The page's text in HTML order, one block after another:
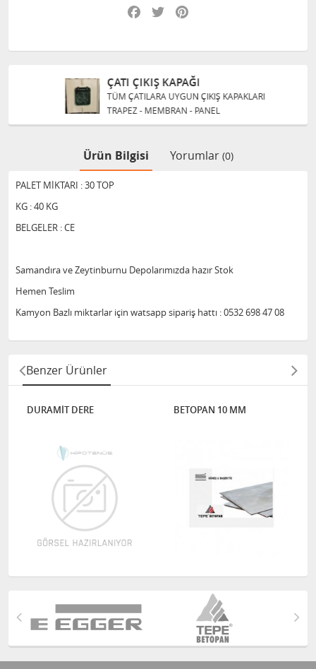
Facebook
Twitter
ÇATI ÇIKIŞ KAPAĞI
TÜM ÇATILARA UYGUN ÇIKIŞ KAPAKLARI
TRAPEZ - MEMBRAN - PANEL
Ürün Bilgisi Yorumlar (0)
PALET MİKTARI : 30 TOP
KG : 40 KG
BELGELER : CE
Samandıra ve Zeytinburnu Depolarımızda hazır Stok
Hemen Teslim
Kamyon Bazlı miktarlar için watsapp sipariş hattı : 0532 698 47 08
Benzer Ürünler
DURAMİT DERE BETOPAN 10 MM